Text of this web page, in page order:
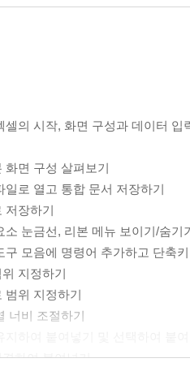
셀의 시작, 화면 구성과 데이터 입
화면 구성 살펴보기
일로 열고 통합 문서 저장하기
저장하기
소 눈금선, 리본 메뉴 보이기/숨기
구 모음에 명령어 추가하고 단축
지정하기
범위 지정하기
너비 조절하기
하여 붙여넣기